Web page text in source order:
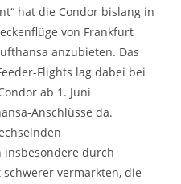
hat die Condor bislang in
von Frankfurt
anzubieten. Das
Flights lag dabei bei
ab 1. Juni
Anschlüsse da.
insbesondere durch
vermarkten, die